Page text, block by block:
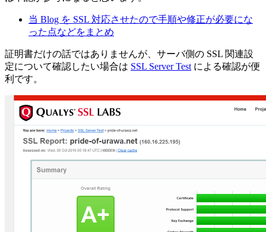
当 Blog を SSL 対応させたので手順や修正が必要にな
った点などをまとめ
証明書だけの話ではありませんが、サーバ側の SSL 関連設
定について確認したい場合は SSL Server Test による確認が便
利です。